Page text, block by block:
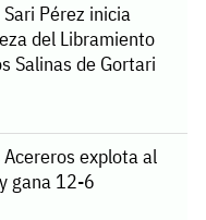
Sari Pérez inicia
del Libramiento
Salinas de Gortari
Acereros explota al
gana 12-6